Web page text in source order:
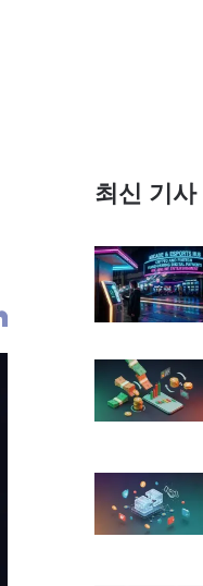
최신 기사